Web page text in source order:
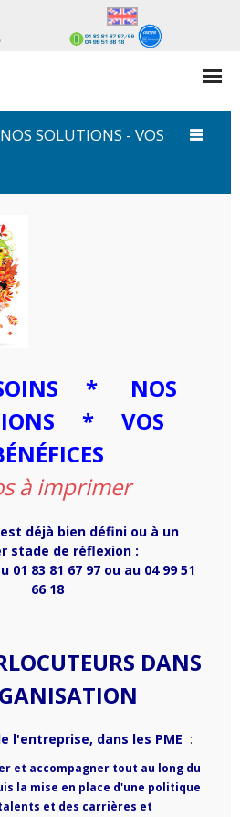
?
SOLUTIONS - VOS
* NOS
* VOS
à imprimer
déjà bien défini ou à un
stade de réflexion :
01 83 81 67 97 ou au 04 99 51
66 18
DANS
l'entreprise, dans les PME :
et accompagner tout au long du
la mise en place d'une politique
et des carrières et